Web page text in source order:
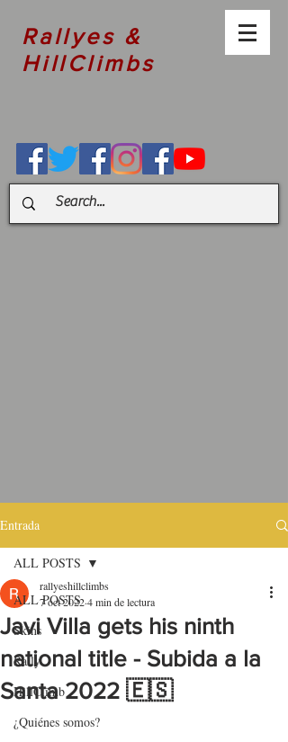
Rallyes &
HillClimbs
Entrada
ALL POSTS
Skins
Rally
HillClimb
¿Quiénes somos?
ALL POSTS
Javi Villa gets his ninth
national title - Subida a la
Santa 2022 🇪🇸
rallyeshillclimbs
7 oct 20224 min de lectura